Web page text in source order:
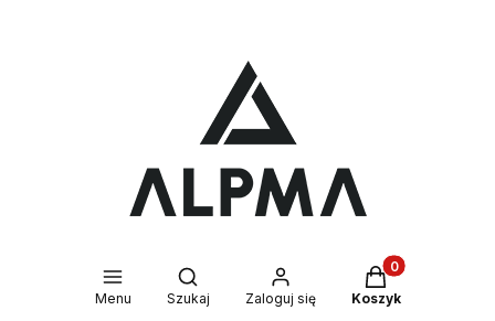
Menu
Otwórz wyszukiwarkę
Szukaj Zaloguj się
Produkty w
Koszyk